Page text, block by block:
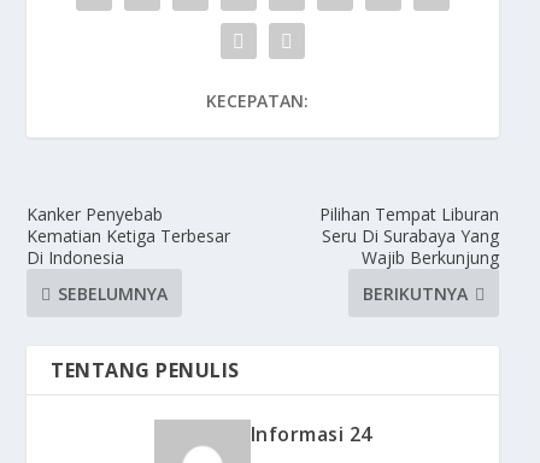
KECEPATAN:
Kanker Penyebab
Kematian Ketiga Terbesar
Di Indonesia
SEBELUMNYA
Pilihan Tempat Liburan
Seru Di Surabaya Yang
Wajib Berkunjung
BERIKUTNYA
TENTANG PENULIS
Informasi 24